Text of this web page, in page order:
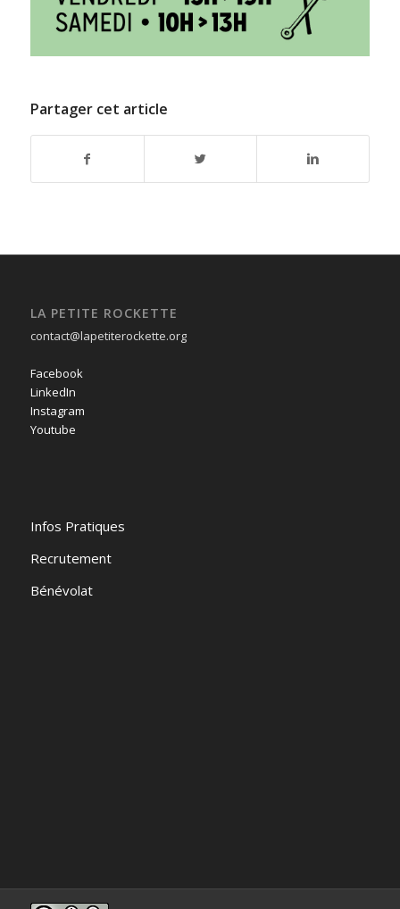
Partager cet article
LA PETITE ROCKETTE
contact@lapetiterockette.org
Facebook
LinkedIn
Instagram
Youtube
Infos Pratiques
Recrutement
Bénévolat